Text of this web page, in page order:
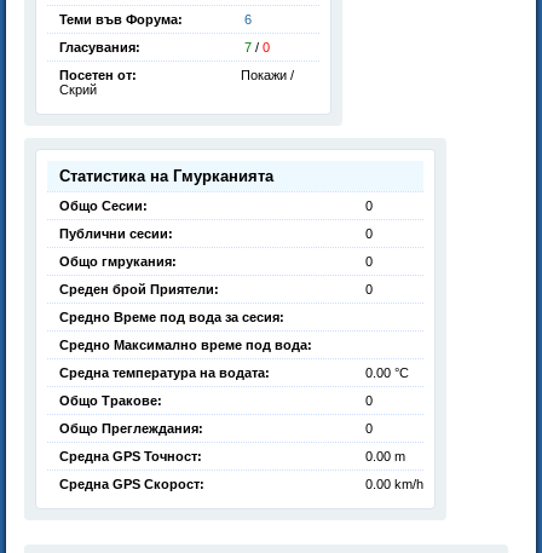
Теми във Форума:
6
Гласувания:
7 / 0
Посетен от:
Покажи /
Скрий
Статистика на Гмурканията
Общо Сесии:
0
Публични сесии:
0
Общо гмрукания:
0
Среден брой Приятели:
0
Средно Време под вода за сесия:
Средно Максимално време под вода:
Средна температура на водата:
0.00 °C
Общо Тракове:
0
Общо Преглеждания:
0
Средна GPS Точност:
0.00 m
Средна GPS Скорост:
0.00 km/h